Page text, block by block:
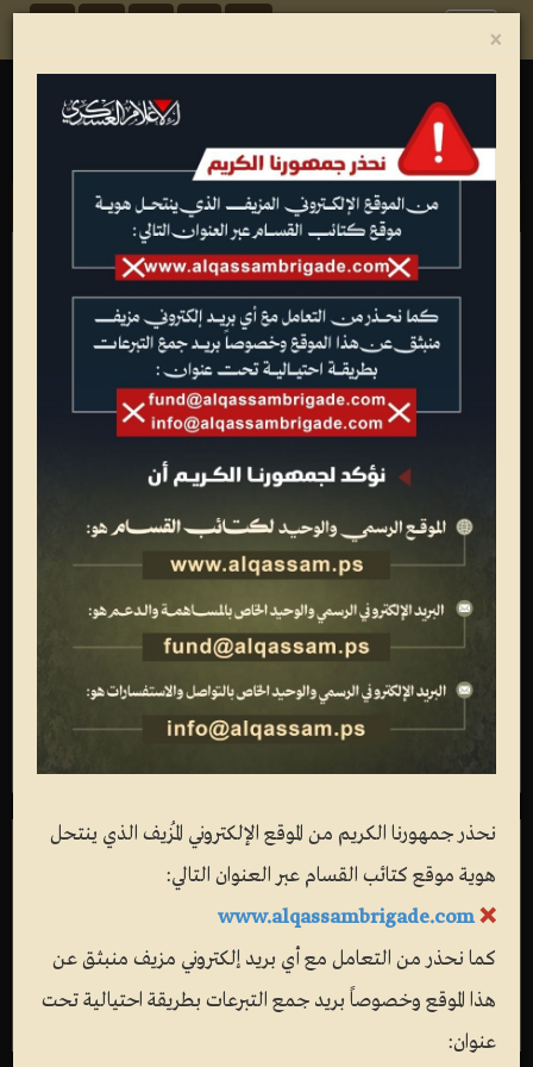
انطلاق التسجيل
بدء التسجيل (صور)
انطلاق المخيمات (صور)
الدورة العسكرية التدريبية (فيديو)
الدورة العسكرية التدريبية (صور)
المرحلة الثالثة
المرحلة الثانية
المرحلة الأولى
تصاميم
×
نحذر جمهورنا الكريم من الموقع الإلكتروني المُزيف الذي ينتحل
هوية موقع كتائب القسام عبر العنوان التالي:
❌
www.alqassambrigade.com
كما نحذر من التعامل مع أي بريد إلكتروني مزيف منبثق عن
هذا الموقع وخصوصاً بريد جمع التبرعات بطريقة احتيالية تحت
عنوان: